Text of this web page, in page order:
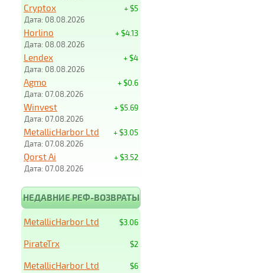
+ $5
Cryptox
Дата: 08.08.2026
+ $4.13
Horlino
Дата: 08.08.2026
+ $4
Lendex
Дата: 08.08.2026
+ $0.6
Agmo
Дата: 07.08.2026
+ $5.69
Winvest
Дата: 07.08.2026
+ $3.05
MetallicHarbor Ltd
Дата: 07.08.2026
+ $3.52
Qorst Ai
Дата: 07.08.2026
НЕДАВНИЕ РЕФ-ВОЗВРАТЫ
$3.06
MetallicHarbor Ltd
$2
PirateTrx
$6
MetallicHarbor Ltd